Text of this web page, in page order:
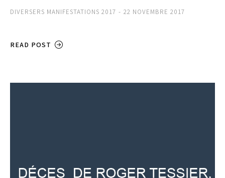
DIVERSERS MANIFESTATIONS 2017 22 NOVEMBRE 2017
READ POST